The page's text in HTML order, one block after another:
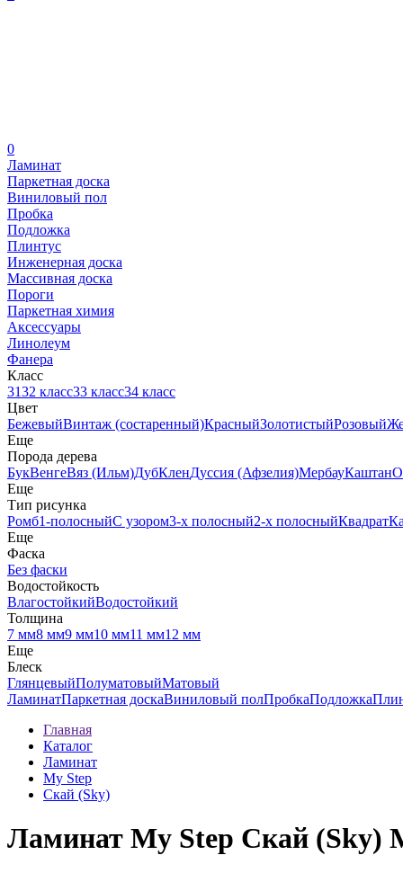
0
Ламинат
Паркетная доска
Виниловый пол
Пробка
Подложка
Плинтус
Инженерная доска
Массивная доска
Пороги
Паркетная химия
Аксессуары
Линолеум
Фанера
Класс
3132 класс33 класс34 класс
Цвет
БежевыйВинтаж (состаренный)КрасныйЗолотистыйРозовый
Еще
Порода дерева
БукВенгеВяз (Ильм)ДубКленДуссия (Афзелия)МербауКаштан
Еще
Тип рисунка
Ромб1-полосныйС узором3-х полосный2-х полосныйКвадрат
Еще
Фаска
Без фаски
Водостойкость
ВлагостойкийВодостойкий
Толщина
7 мм8 мм9 мм10 мм11 мм12 мм
Еще
Блеск
ГлянцевыйПолуматовыйМатовый
ЛаминатПаркетная доскаВиниловый полПробкаПодложка
Главная
Каталог
Ламинат
My Step
Скай (Sky)
Ламинат My Step Скай (Sky)